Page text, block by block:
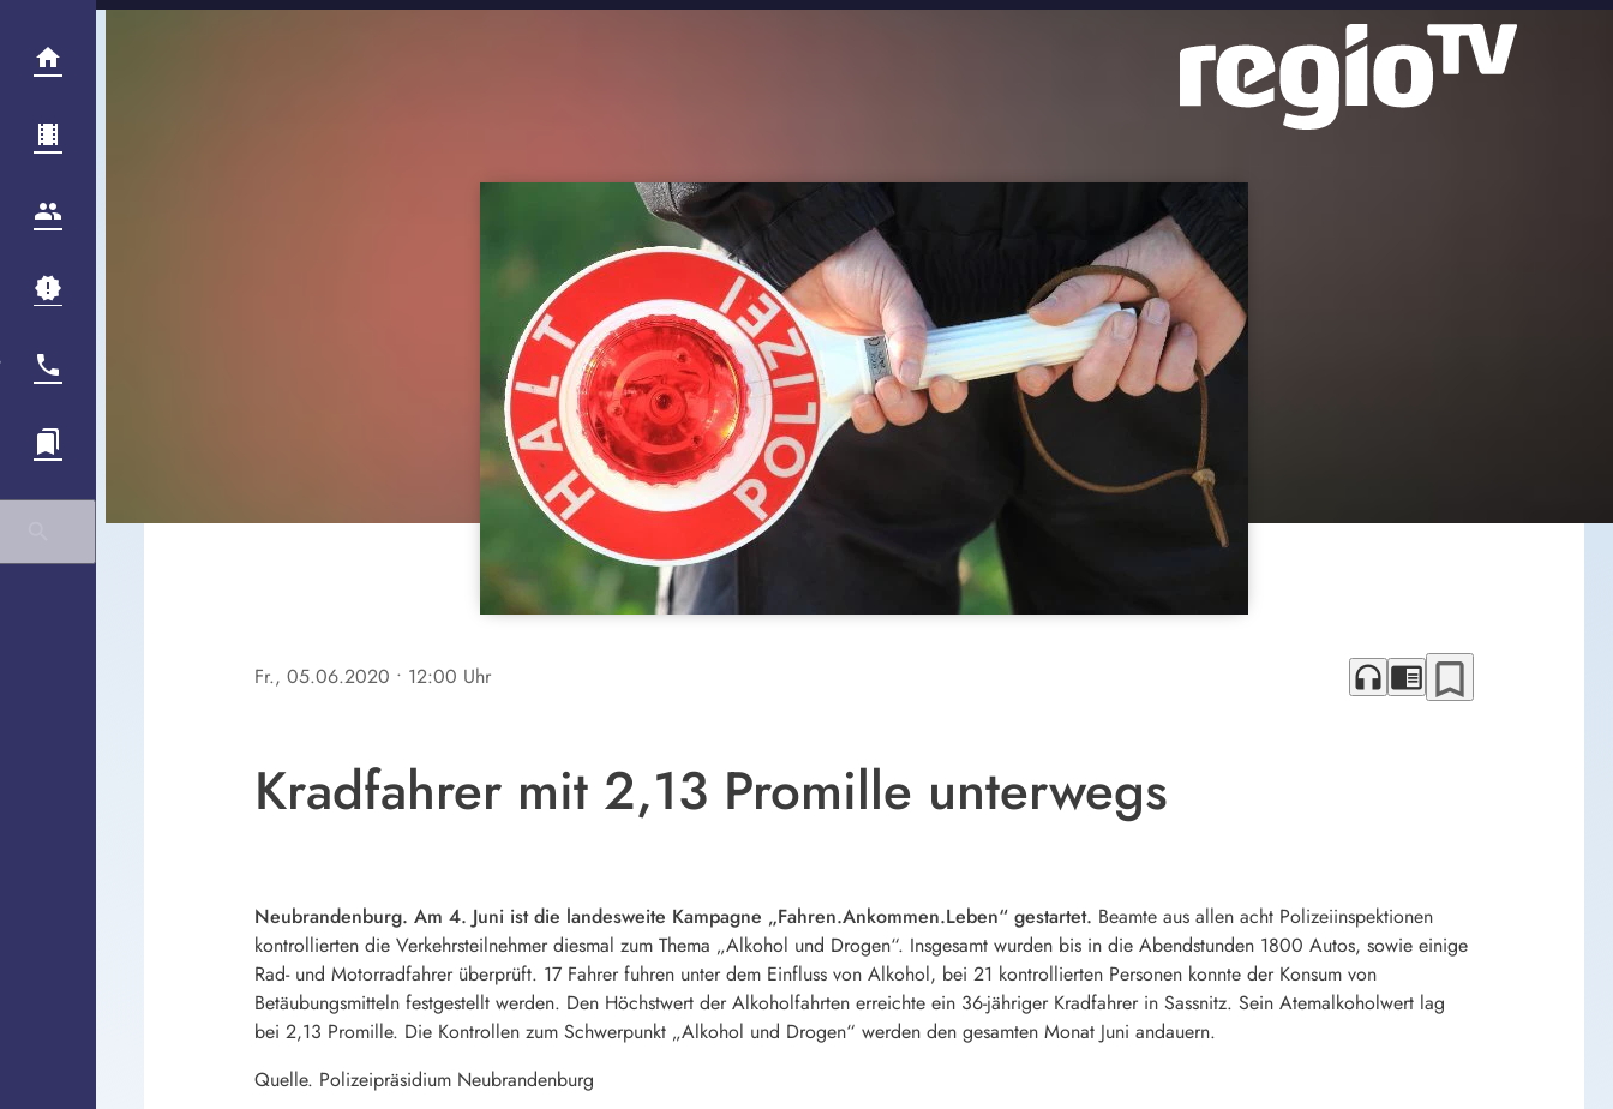
Fr., 05.06.2020 • 12:00 Uhr headphones chrome_reader_mode bookmark_border
Kradfahrer mit 2,13 Promille unterwegs
Neubrandenburg. Am 4. Juni ist die landesweite Kampagne „Fahren.Ankommen.Leben“ gestartet. Beamte aus allen acht Polizeiinspektionen
kontrollierten die Verkehrsteilnehmer diesmal zum Thema „Alkohol und Drogen“. Insgesamt wurden bis in die Abendstunden 1800 Autos, sowie einige
Rad- und Motorradfahrer überprüft. 17 Fahrer fuhren unter dem Einfluss von Alkohol, bei 21 kontrollierten Personen konnte der Konsum von
Betäubungsmitteln festgestellt werden. Den Höchstwert der Alkoholfahrten erreichte ein 36-jähriger Kradfahrer in Sassnitz. Sein Atemalkoholwert lag
bei 2,13 Promille. Die Kontrollen zum Schwerpunkt „Alkohol und Drogen“ werden den gesamten Monat Juni andauern.
Quelle. Polizeipräsidium Neubrandenburg